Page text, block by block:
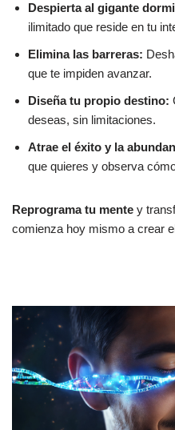
Despierta al gigante
ilimitado que reside en tu
Elimina las barreras:
que te impiden avanzar.
Diseña tu propio destino:
deseas, sin limitaciones.
Atrae el éxito y la
que quieres y observa
Reprograma tu mente y
comienza hoy mismo a crear